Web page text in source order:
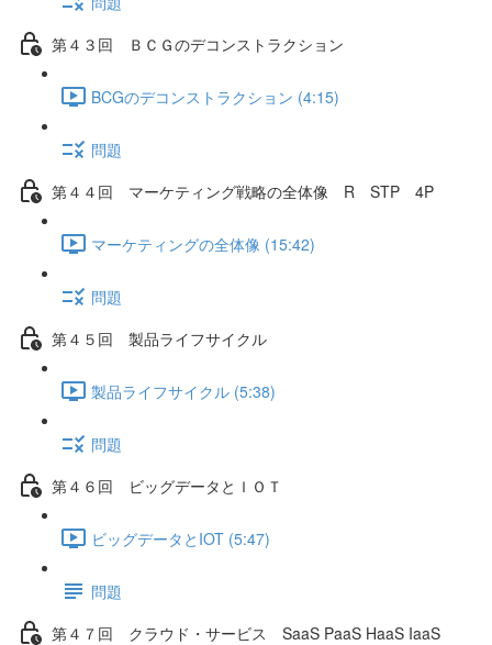
第４３回 ＢＣＧのデコンストラクション
BCGのデコンストラクション (4:15)
問題
第４４回 マーケティング戦略の全体像 R STP 4P
マーケティングの全体像 (15:42)
問題
第４５回 製品ライフサイクル
製品ライフサイクル (5:38)
問題
第４６回 ビッグデータとＩＯＴ
ビッグデータとIOT (5:47)
問題
第４７回 クラウド・サービス SaaS PaaS HaaS IaaS